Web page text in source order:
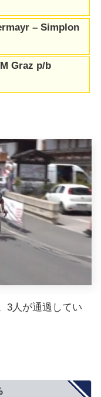
– Simplon
Graz p/b
3人が通過してい